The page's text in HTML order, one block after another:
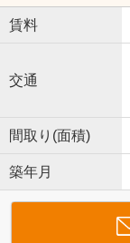
賃料
交通
間取り(面積)
築年月